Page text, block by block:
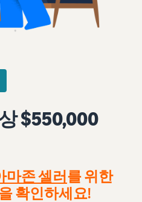
$550,000
마존 셀러를 위한
확인하세요!